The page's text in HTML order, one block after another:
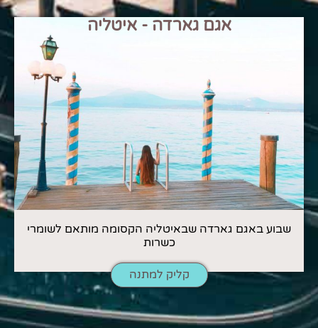
אגם גארדה - איטליה
שבוע באגם גארדה שבאיטליה הקסומה מותאם לשומרי
כשרות
קליק למתנה